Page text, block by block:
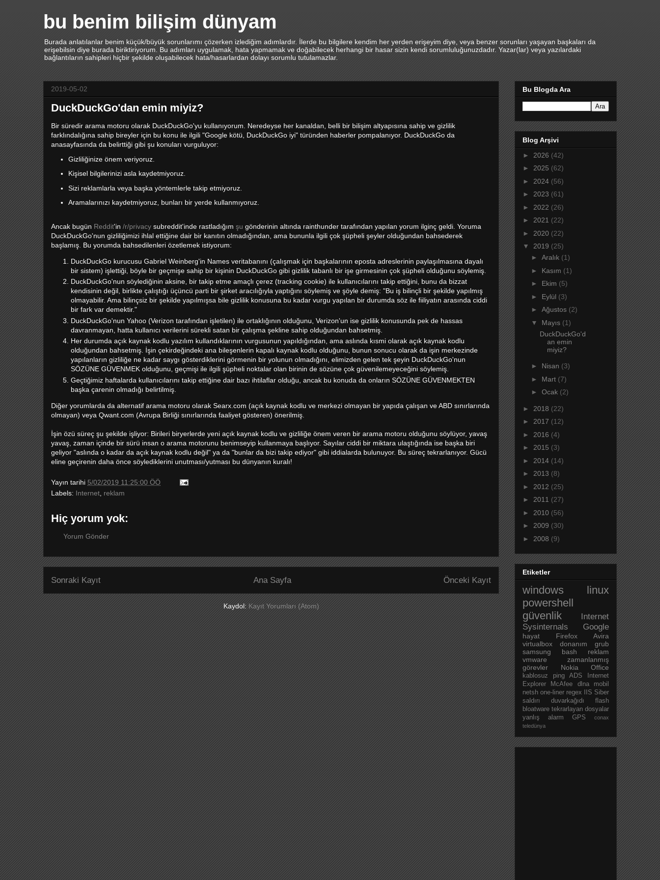
bu benim bilişim dünyam
Burada anlatılanlar benim küçük/büyük sorunlarımı çözerken izlediğim adımlardır. İlerde bu bilgilere kendim her yerden erişeyim diye, veya benzer sorunları yaşayan başkaları da
erişebilsin diye burada biriktiriyorum. Bu adımları uygulamak, hata yapmamak ve doğabilecek herhangi bir hasar sizin kendi sorumluluğunuzdadır. Yazar(lar) veya yazılardaki
bağlantıların sahipleri hiçbir şekilde oluşabilecek hata/hasarlardan dolayı sorumlu tutulamazlar.
2019-05-02
DuckDuckGo'dan emin miyiz?
Bir süredir arama motoru olarak DuckDuckGo'yu kullanıyorum. Neredeyse her kanaldan, belli bir bilişim altyapısına sahip ve gizlilik
farklındalığına sahip bireyler için bu konu ile ilgili "Google kötü, DuckDuckGo iyi" türünden haberler pompalanıyor. DuckDuckGo da
anasayfasında da belirttiği gibi şu konuları vurguluyor:
Gizliliğinize önem veriyoruz.
Kişisel bilgilerinizi asla kaydetmiyoruz.
Sizi reklamlarla veya başka yöntemlerle takip etmiyoruz.
Aramalarınızı kaydetmiyoruz, bunları bir yerde kullanmıyoruz.
Ancak bugün Reddit'in /r/privacy subreddit'inde rastladığım şu gönderinin altında rainthunder tarafından yapılan yorum ilginç geldi. Yoruma
DuckDuckGo'nun gizliliğimizi ihlal ettiğine dair bir kanıtın olmadığından, ama bununla ilgili çok şüpheli şeyler olduğundan bahsederek
başlamış. Bu yorumda bahsedilenleri özetlemek istiyorum:
DuckDuckGo kurucusu Gabriel Weinberg'in Names veritabanını (çalışmak için başkalarının eposta adreslerinin paylaşılmasına dayalı
bir sistem) işlettiği, böyle bir geçmişe sahip bir kişinin DuckDuckGo gibi gizlilik tabanlı bir işe girmesinin çok şüpheli olduğunu söylemiş.
DuckDuckGo'nun söylediğinin aksine, bir takip etme amaçlı çerez (tracking cookie) ile kullanıcılarını takip ettiğini, bunu da bizzat
kendisinin değil, birlikte çalıştığı üçüncü parti bir şirket aracılığıyla yaptığını söylemiş ve şöyle demiş: "Bu iş bilinçli bir şekilde yapılmış
olmayabilir. Ama bilinçsiz bir şekilde yapılmışsa bile gizlilik konusuna bu kadar vurgu yapılan bir durumda söz ile fiiliyatın arasında ciddi
bir fark var demektir."
DuckDuckGo'nun Yahoo (Verizon tarafından işletilen) ile ortaklığının olduğunu, Verizon'un ise gizlilik konusunda pek de hassas
davranmayan, hatta kullanıcı verilerini sürekli satan bir çalışma şekline sahip olduğundan bahsetmiş.
Her durumda açık kaynak kodlu yazılım kullandıklarının vurgusunun yapıldığından, ama aslında kısmi olarak açık kaynak kodlu
olduğundan bahsetmiş. İşin çekirdeğindeki ana bileşenlerin kapalı kaynak kodlu olduğunu, bunun sonucu olarak da işin merkezinde
yapılanların gizliliğe ne kadar saygı gösterdiklerini görmenin bir yolunun olmadığını, elimizden gelen tek şeyin DuckDuckGo'nun
SÖZÜNE GÜVENMEK olduğunu, geçmişi ile ilgili şüpheli noktalar olan birinin de sözüne çok güvenilemeyeceğini söylemiş.
Geçtiğimiz haftalarda kullanıcılarını takip ettiğine dair bazı ihtilaflar olduğu, ancak bu konuda da onların SÖZÜNE GÜVENMEKTEN
başka çarenin olmadığı belirtilmiş.
Diğer yorumlarda da alternatif arama motoru olarak Searx.com (açık kaynak kodlu ve merkezi olmayan bir yapıda çalışan ve ABD sınırlarında
olmayan) veya Qwant.com (Avrupa Birliği sınırlarında faaliyet gösteren) önerilmiş.
İşin özü süreç şu şekilde işliyor: Birileri biryerlerde yeni açık kaynak kodlu ve gizliliğe önem veren bir arama motoru olduğunu söylüyor, yavaş
yavaş, zaman içinde bir sürü insan o arama motorunu benimseyip kullanmaya başlıyor. Sayılar ciddi bir miktara ulaştığında ise başka biri
geliyor "aslında o kadar da açık kaynak kodlu değil" ya da "bunlar da bizi takip ediyor" gibi iddialarda bulunuyor. Bu süreç tekrarlanıyor. Gücü
eline geçirenin daha önce söylediklerini unutması/yutması bu dünyanın kuralı!
Yayın tarihi 5/02/2019 11:25:00 ÖÖ
Labels: Internet reklam
Hiç yorum yok:
Yorum Gönder
Sonraki Kayıt Önceki Kayıt
Ana Sayfa
Kaydol:Kayıt Yorumları (Atom)
Bu Blogda Ara
Blog Arşivi
► 2026 (42)
► 2025 (62)
► 2024 (56)
► 2023 (61)
► 2022 (26)
► 2021 (22)
► 2020 (22)
▼ 2019 (25)
► Aralık (1)
► Kasım (1)
► Ekim (5)
► Eylül (3)
► Ağustos (2)
▼ Mayıs (1)
DuckDuckGo'd
an emin
miyiz?
► Nisan (3)
► Mart (7)
► Ocak (2)
► 2018 (22)
► 2017 (12)
► 2016 (4)
► 2015 (3)
► 2014 (14)
► 2013 (8)
► 2012 (25)
► 2011 (27)
► 2010 (56)
► 2009 (30)
► 2008 (9)
Etiketler
windows
linux
powershell
güvenlik
Internet
Sysinternals
Google
hayat Firefox
Avira
virtualbox
donanım
grub
samsung
bash
reklam
vmware
zamanlanmış
görevler
Nokia Office
kablosuz ping ADS
Internet
Explorer
McAfee dlna
mobil
netsh one-liner regex IIS Siber
saldırı
duvarkağıdı
flash
bloatware tekrarlayan dosyalar
yanlış alarm
GPS
conax
teledünya